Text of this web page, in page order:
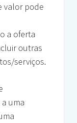
valor pode
a oferta
outras
serviços.
uma